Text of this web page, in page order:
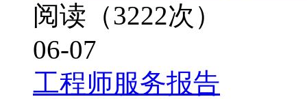
阅读（3222次）
06-07
工程师服务报告